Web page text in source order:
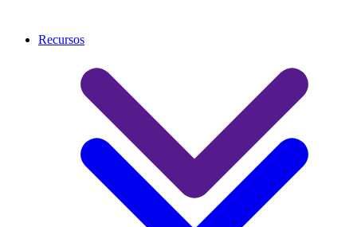
Recursos